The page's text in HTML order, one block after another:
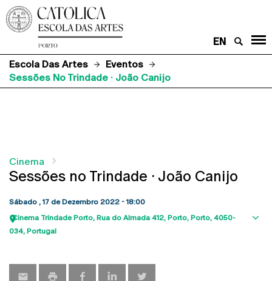
EN
Escola Das Artes
Eventos
Sessões No Trindade · João Canijo
Cinema
Sessões no Trindade · João Canijo
Sábado , 17 de Dezembro 2022 - 18:00
Cinema Trindade Porto Rua do Almada 412 Porto Porto 4050-
034 Portugal